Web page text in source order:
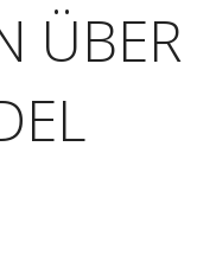
ÜBER